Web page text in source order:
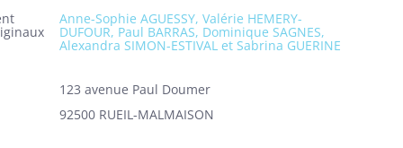
Anne-Sophie AGUESSY, Valérie HEMERY-
DUFOUR, Paul BARRAS, Dominique SAGNES,
Alexandra SIMON-ESTIVAL et Sabrina GUERINE
123 avenue Paul Doumer
92500 RUEIL-MALMAISON